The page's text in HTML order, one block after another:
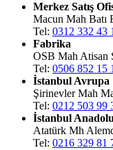
Merkez Satış
Macun Mah Batı
Tel: 0312 332 43
Fabrika
OSB Mah Atisan
Tel: 0506 852 15
İstanbul Avrupa
Şirinevler Mah
Tel: 0212 503 99
İstanbul Anadolu
Atatürk Mh
Tel: 0216 329 81